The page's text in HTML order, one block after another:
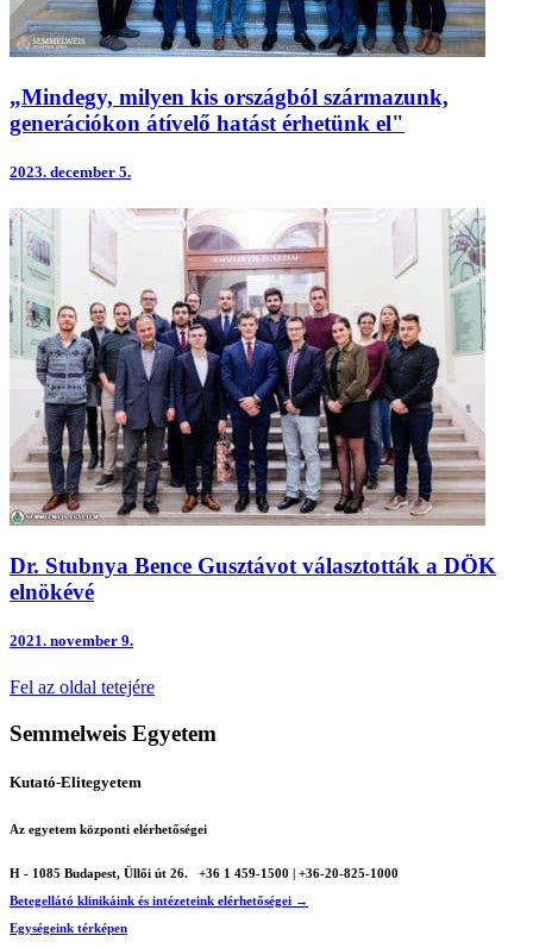
„Mindegy, milyen kis országból származunk,
generációkon átívelő hatást érhetünk el"
2023. december 5.
Dr. Stubnya Bence Gusztávot választották a DÖK
elnökévé
2021. november 9.
Fel az oldal tetejére
Semmelweis Egyetem
Kutató-Elitegyetem
Az egyetem központi elérhetőségei
H - 1085 Budapest, Üllői út 26.
+36 1 459-1500 | +36-20-825-1000
Betegellátó klinikáink és intézeteink elérhetőségei →
Egységeink térképen